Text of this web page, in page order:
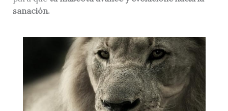
sanación.